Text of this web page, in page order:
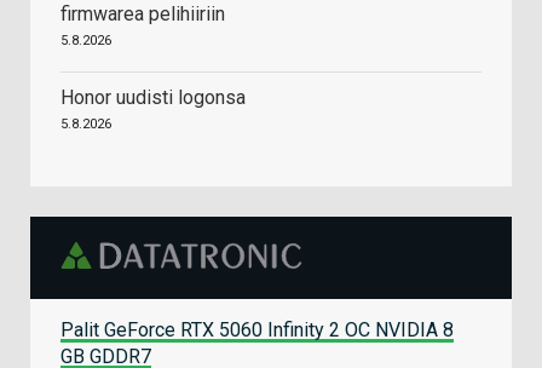
firmwarea pelihiiriin
5.8.2026
Honor uudisti logonsa
5.8.2026
Palit GeForce RTX 5060 Infinity 2 OC NVIDIA 8
GB GDDR7